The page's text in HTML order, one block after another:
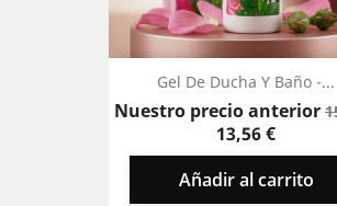
Gel De Ducha Y Baño -...
Nuestro precio anterior
13,56 €
Añadir al carrito